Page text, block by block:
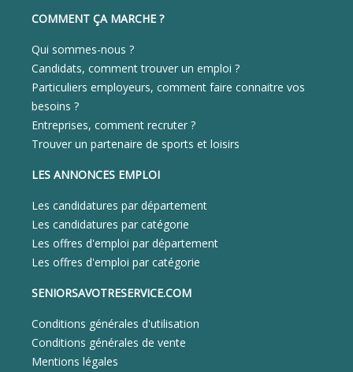
COMMENT ÇA MARCHE ?
Qui sommes-nous ?
Candidats, comment trouver un emploi ?
Particuliers employeurs, comment faire connaitre vos
besoins ?
Entreprises, comment recruter ?
Trouver un partenaire de sports et loisirs
LES ANNONCES EMPLOI
Les candidatures par département
Les candidatures par catégorie
Les offres d'emploi par département
Les offres d'emploi par catégorie
SENIORSAVOTRESERVICE.COM
Conditions générales d'utilisation
Conditions générales de vente
Mentions légales